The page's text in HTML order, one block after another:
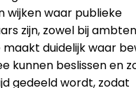
wijken waar publieke
zijn, zowel bij
maakt duidelijk waar
kunnen beslissen en
gedeeld wordt, zodat